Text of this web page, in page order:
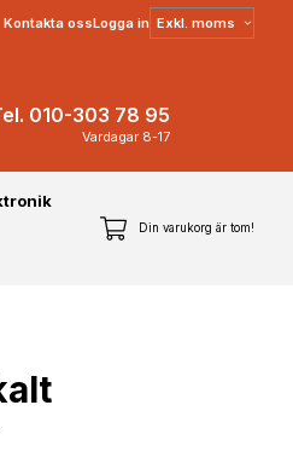
Kontakta ossLogga in Välj
moms
010-303 78 95
Vardagar 8-17
Din varukorg är tom!